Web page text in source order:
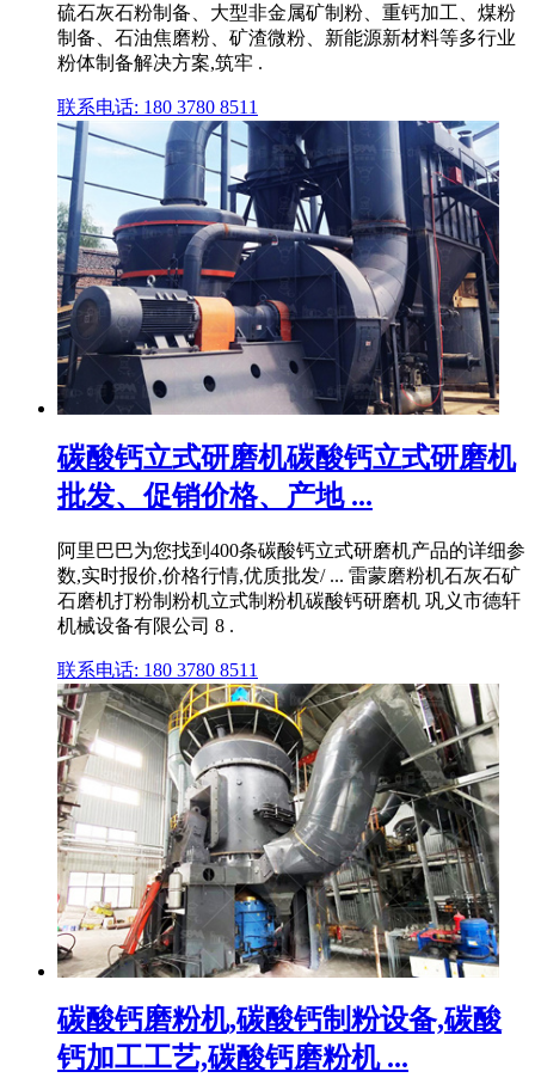
硫石灰石粉制备、大型非金属矿制粉、重钙加工、煤粉
制备、石油焦磨粉、矿渣微粉、新能源新材料等多行业
粉体制备解决方案,筑牢 .
联系电话: 180 3780 8511
碳酸钙立式研磨机碳酸钙立式研磨机
批发、促销价格、产地 ...
阿里巴巴为您找到400条碳酸钙立式研磨机产品的详细参
数,实时报价,价格行情,优质批发/ ... 雷蒙磨粉机石灰石矿
石磨机打粉制粉机立式制粉机碳酸钙研磨机 巩义市德轩
机械设备有限公司 8 .
联系电话: 180 3780 8511
碳酸钙磨粉机,碳酸钙制粉设备,碳酸
钙加工工艺,碳酸钙磨粉机 ...